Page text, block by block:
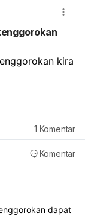
kira
Komentar
1 Komentar
dapat